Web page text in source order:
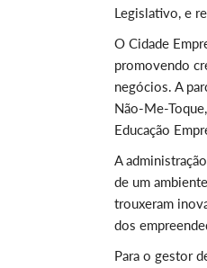
Legislativo, e
O Cidade
promovendo
negócios. A
Não-Me-
Educação
A
de um
trouxeram
dos
Para o gestor